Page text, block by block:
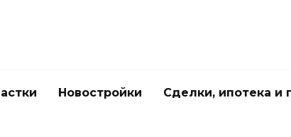
Новостройки Сделки, ипотека и